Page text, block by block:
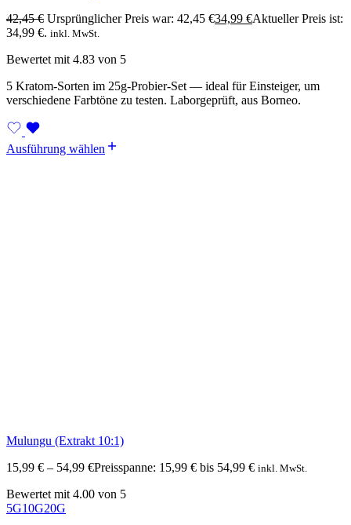
42,45€ Ursprünglicher Preis war: 42,45 €34,99 €Aktueller Preis ist:
34,99 €. inkl. MwSt.
Bewertet mit 4.83 von 5
5 Kratom-Sorten im 25g-Probier-Set — ideal für Einsteiger, um
verschiedene Farbtöne zu testen. Laborgeprüft, aus Borneo.
Ausführung wählen
Mulungu (Extrakt 10:1)
15,99 € – 54,99 €Preisspanne: 15,99 € bis 54,99 € inkl. MwSt.
Bewertet mit 4.00 von 5
5G10G20G